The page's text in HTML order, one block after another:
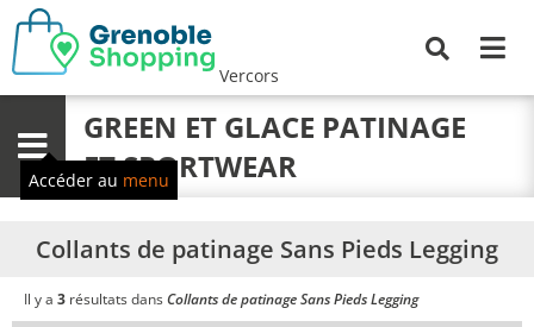
Vercors
Menu
GREEN ET GLACE PATINAGE
ET SPORTWEAR
Accéder au menu
Collants de patinage Sans Pieds Legging
Il y a 3 résultats dansCollants de patinage Sans Pieds Legging